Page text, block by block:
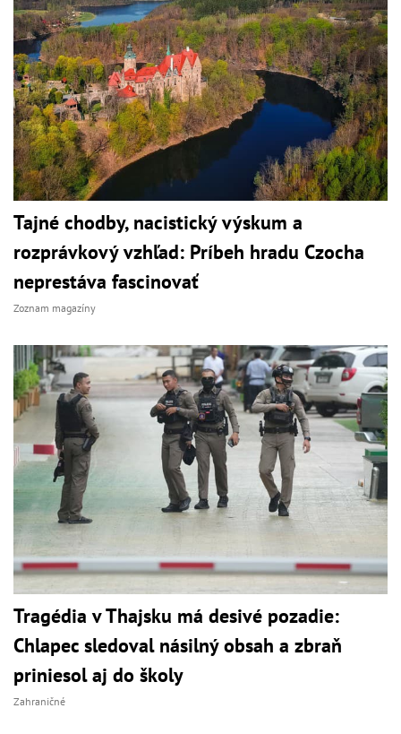
Tajné chodby, nacistický výskum a
rozprávkový vzhľad: Príbeh hradu Czocha
neprestáva fascinovať
Zoznam magazíny
Tragédia v Thajsku má desivé pozadie:
Chlapec sledoval násilný obsah a zbraň
priniesol aj do školy
Zahraničné